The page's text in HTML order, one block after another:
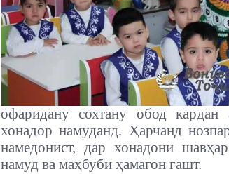
офаридану сохтану обод кардан
хонадор намуданд. Ҳарчанд
намедонист, дар хонадони
намуд ва маҳбуби ҳамагон гашт.